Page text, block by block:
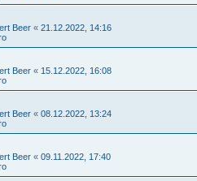
Beer « 21.12.2022, 14:16
Beer « 15.12.2022, 16:08
Beer « 08.12.2022, 13:24
Beer « 09.11.2022, 17:40